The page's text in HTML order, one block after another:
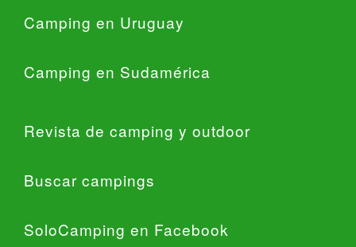
Camping en Uruguay
Camping en Sudamérica
Revista de camping y outdoor
Buscar campings
SoloCamping en Facebook